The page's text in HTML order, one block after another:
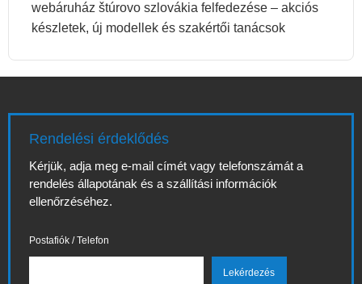
webáruház štúrovo szlovákia felfedezése – akciós
készletek, új modellek és szakértői tanácsok
Rendelési érdeklődés
Kérjük, adja meg e-mail címét vagy telefonszámát a
rendelés állapotának és a szállítási információk
ellenőrzéséhez.
Postafiók / Telefon